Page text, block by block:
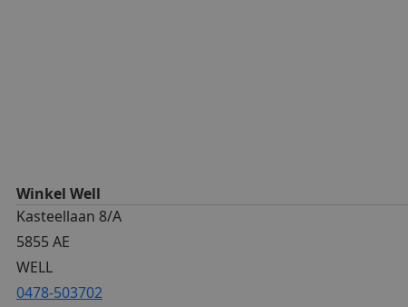
Winkel Well
Kasteellaan 8/A
5855 AE
WELL
0478-503702